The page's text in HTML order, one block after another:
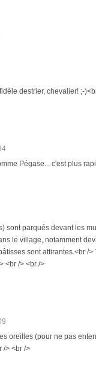
destrier, chevalier! ;-
Pégase... c'est plus
sont parqués devant les
le village, notamment
sont attirantes.<br /
<br /> <br />
oreilles (pour ne pas
/> <br />